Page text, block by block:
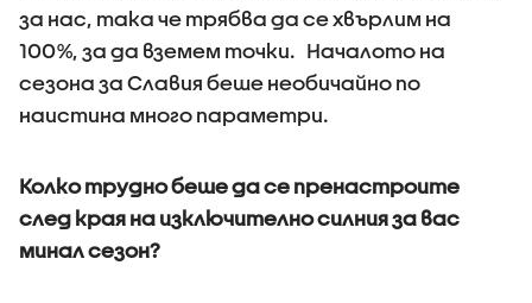
за нас, така че трябва да се хвърлим на
100%, за да вземем точки. Началото на
сезона за Славия беше необичайно по
наистина много параметри.
Колко трудно беше да се пренастроите
след края на изключително силния за вас
минал сезон?